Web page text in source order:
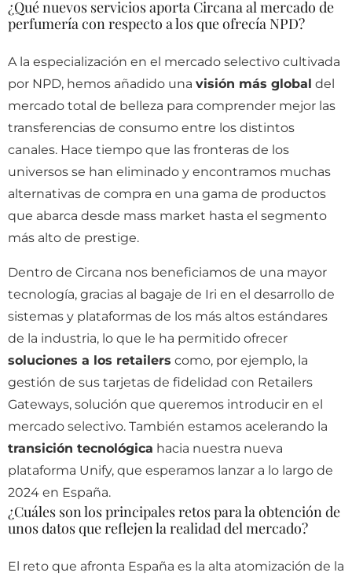
¿Qué nuevos servicios aporta Circana al mercado de
perfumería con respecto a los que ofrecía NPD?
A la especialización en el mercado selectivo cultivada
por NPD, hemos añadido una visión más global del
mercado total de belleza para comprender mejor las
transferencias de consumo entre los distintos
canales. Hace tiempo que las fronteras de los
universos se han eliminado y encontramos muchas
alternativas de compra en una gama de productos
que abarca desde mass market hasta el segmento
más alto de prestige.
Dentro de Circana nos beneficiamos de una mayor
tecnología, gracias al bagaje de Iri en el desarrollo de
sistemas y plataformas de los más altos estándares
de la industria, lo que le ha permitido ofrecer
soluciones a los retailers como, por ejemplo, la
gestión de sus tarjetas de fidelidad con Retailers
Gateways, solución que queremos introducir en el
mercado selectivo. También estamos acelerando la
transición tecnológica hacia nuestra nueva
plataforma Unify, que esperamos lanzar a lo largo de
2024 en España.
¿Cuáles son los principales retos para la obtención de
unos datos que reflejen la realidad del mercado?
El reto que afronta España es la alta atomización de la